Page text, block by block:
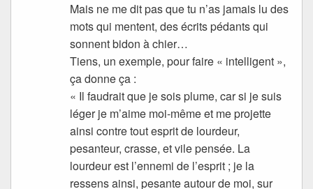
Mais ne me dit pas que tu n’as jamais lu des
mots qui mentent, des écrits pédants qui
sonnent bidon à chier…
Tiens, un exemple, pour faire « intelligent »,
ça donne ça :
« Il faudrait que je sois plume, car si je suis
léger je m’aime moi-même et me projette
ainsi contre tout esprit de lourdeur,
pesanteur, crasse, et vile pensée. La
lourdeur est l’ennemi de l’esprit ; je la
ressens ainsi, pesante autour de moi, sur